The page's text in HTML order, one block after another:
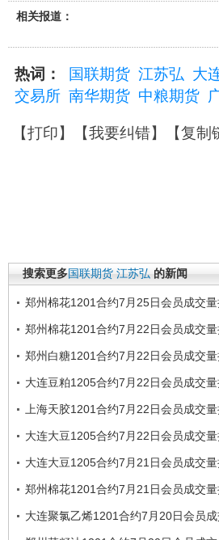
相关报道：
热词： 国联期货 江苏弘 大
交易所 南华期货 中粮期货
【打印】【我要纠错】【复制
搜索更多国联期货 江苏弘 的新闻
郑州棉花1201合约7月25日会员成交
郑州棉花1201合约7月22日会员成交
郑州白糖1201合约7月22日会员成交
大连豆粕1205合约7月22日会员成交
上海天胶1201合约7月22日会员成交
大连大豆1205合约7月22日会员成交
大连大豆1205合约7月21日会员成交
郑州棉花1201合约7月21日会员成交
大连聚氯乙烯1201合约7月20日会员